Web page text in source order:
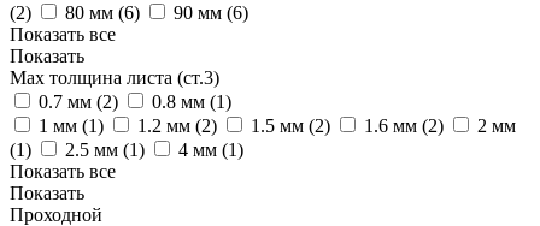
(2) 80 мм (6) 90 мм (6)
Показать все
Показать
Max толщина листа (ст.3)
0.7 мм (2) 0.8 мм (1)
1 мм (1) 1.2 мм (2) 1.5 мм (2) 1.6 мм (2)
2 мм
(1) 2.5 мм (1) 4 мм (1)
Показать все
Показать
Проходной